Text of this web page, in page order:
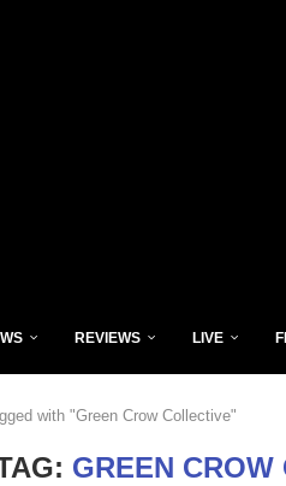
REVIEWS LIVE
with "Green Crow Collective"
GREEN